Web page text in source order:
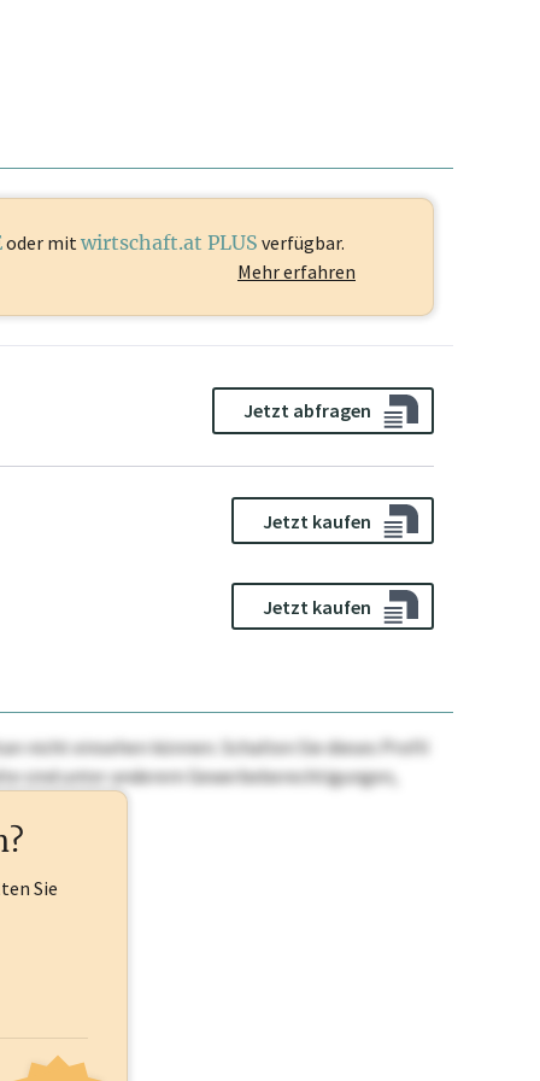
oder mit wirtschaft.at PLUS verfügbar.
Mehr erfahren
Jetzt abfragen
Jetzt kaufen
Jetzt kaufen
nicht einsehen können. Schalten Sie dieses Profil
sind unter anderem Gewerbeberechtigungen,
Sie